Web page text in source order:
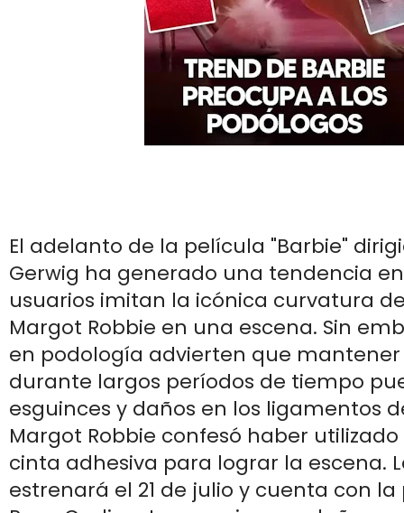
El adelanto de la película "Barbie"
Gerwig ha generado una tendencia en
usuarios imitan la icónica curvatura
Margot Robbie en una escena. Sin
en podología advierten que
durante largos períodos de tiempo
esguinces y daños en los ligamentos
Margot Robbie confesó haber
cinta adhesiva para lograr la escena.
estrenará el 21 de julio y cuenta con